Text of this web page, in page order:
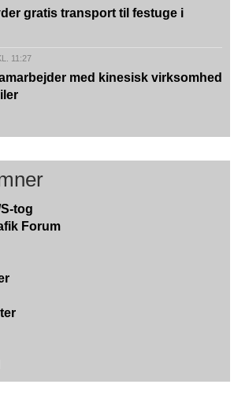
gratis transport til festuge i
11:27
med kinesisk virksomhed
tog
Forum